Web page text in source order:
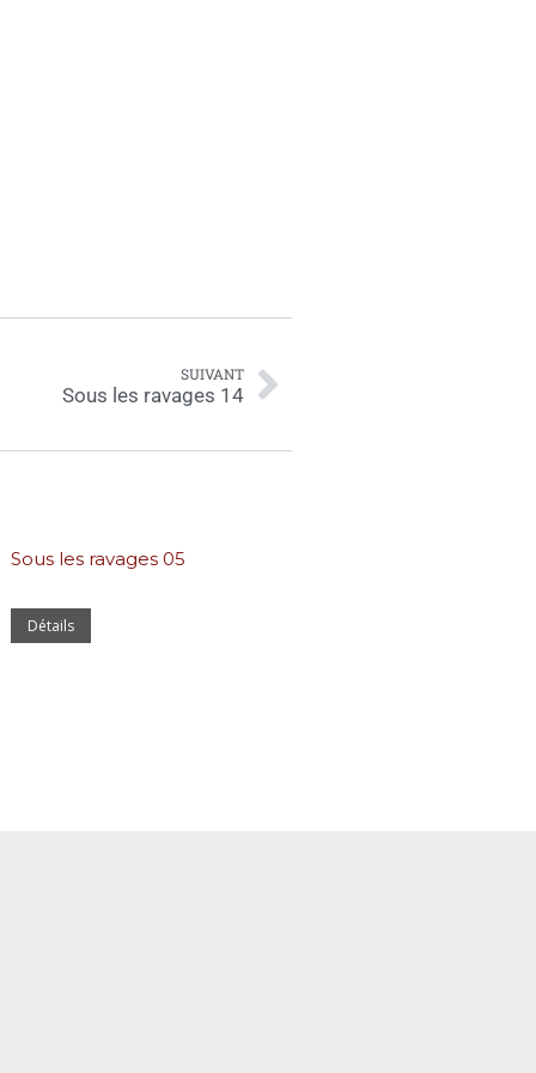
SUIVANT
Sous les ravages 14
Sous les ravages 05
Détails